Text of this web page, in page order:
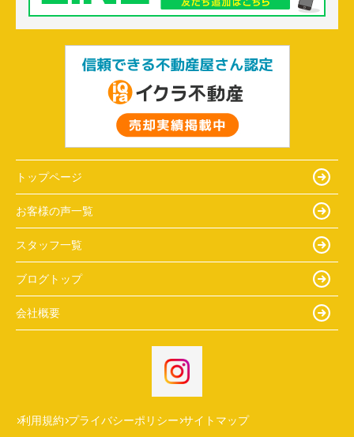
トップページ
お客様の声一覧
スタッフ一覧
ブログトップ
会社概要
利用規約 プライバシーポリシー サイトマップ